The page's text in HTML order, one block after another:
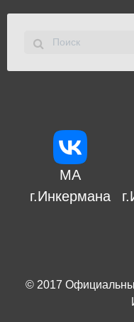
МА
г.Инкермана
© 2017